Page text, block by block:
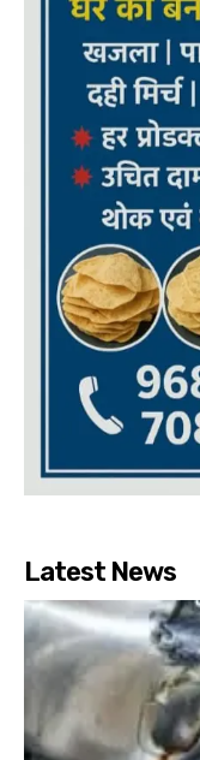
Latest News